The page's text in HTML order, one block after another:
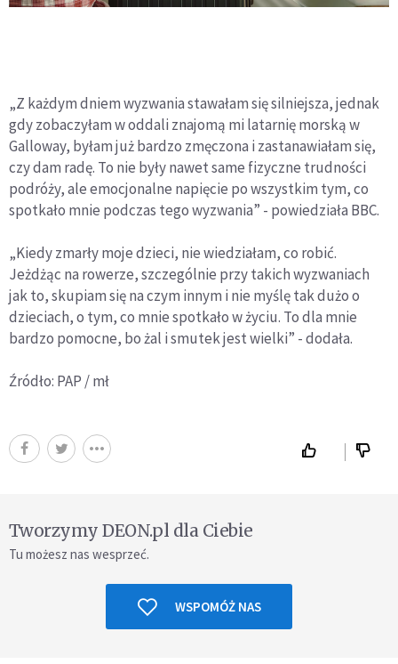
„Z każdym dniem wyzwania stawałam się silniejsza, jednak
gdy zobaczyłam w oddali znajomą mi latarnię morską w
Galloway, byłam już bardzo zmęczona i zastanawiałam się,
czy dam radę. To nie były nawet same fizyczne trudności
podróży, ale emocjonalne napięcie po wszystkim tym, co
spotkało mnie podczas tego wyzwania” - powiedziała BBC.
„Kiedy zmarły moje dzieci, nie wiedziałam, co robić.
Jeżdżąc na rowerze, szczególnie przy takich wyzwaniach
jak to, skupiam się na czym innym i nie myślę tak dużo o
dzieciach, o tym, co mnie spotkało w życiu. To dla mnie
bardzo pomocne, bo żal i smutek jest wielki” - dodała.
Źródło: PAP / mł
Tworzymy DEON.pl dla Ciebie
Tu możesz nas wesprzeć.
WSPOMÓŻ NAS